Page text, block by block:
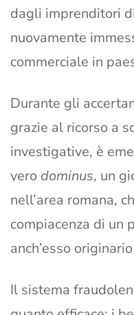
dagli imprenditori
nuovamente
commerciale in
Durante gli
grazie al ricorso a
investigative, è
vero dominus, un
nell’area romana,
compiacenza di un
anch’esso
Il sistema